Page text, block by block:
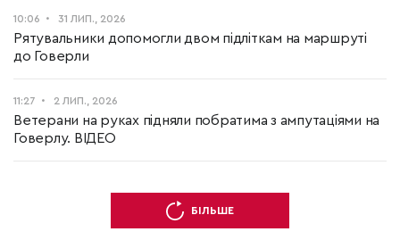
10:06 31 ЛИП., 2026
Рятувальники допомогли двом підліткам на маршруті
до Говерли
11:27 2 ЛИП., 2026
Ветерани на руках підняли побратима з ампутаціями на
Говерлу. ВІДЕО
БІЛЬШЕ